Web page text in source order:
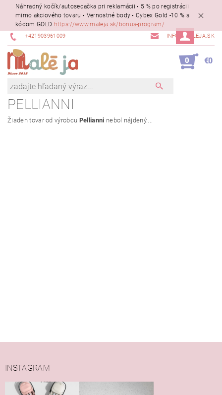
Náhradný kočík/autosedačka pri reklamácii • 5 % po registrácii
mimo akciového tovaru • Vernostné body • Cybex Gold -10 % s
kódom GOLD https://www.maleja.sk/bonus-program/
+421903961009 INFO@MALEJA.SK
0 €0
PELLIANNI
Žiaden tovar od výrobcu Pellianni nebol nájdený....
INSTAGRAM